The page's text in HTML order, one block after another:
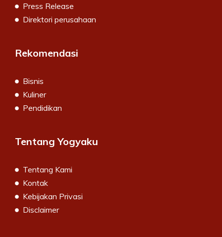
Press Release
Direktori perusahaan
Rekomendasi
Bisnis
Kuliner
Pendidikan
Tentang Yogyaku
Tentang Kami
Kontak
Kebijakan Privasi
Disclaimer